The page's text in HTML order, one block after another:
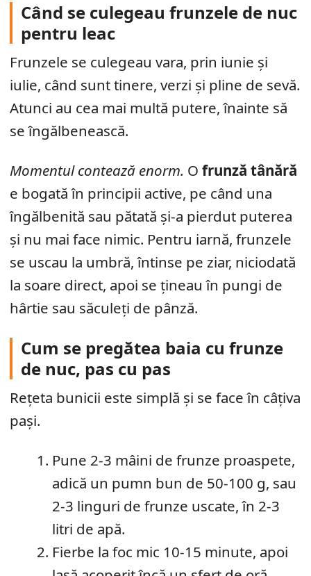
Când se culegeau frunzele de nuc
pentru leac
Frunzele se culegeau vara, prin iunie și
iulie, când sunt tinere, verzi și pline de sevă.
Atunci au cea mai multă putere, înainte să
se îngălbenească.
Momentul contează enorm. O frunză tânără
e bogată în principii active, pe când una
îngălbenită sau pătată și-a pierdut puterea
și nu mai face nimic. Pentru iarnă, frunzele
se uscau la umbră, întinse pe ziar, niciodată
la soare direct, apoi se țineau în pungi de
hârtie sau săculeți de pânză.
Cum se pregătea baia cu frunze
de nuc, pas cu pas
Rețeta bunicii este simplă și se face în câțiva
pași.
Pune 2-3 mâini de frunze proaspete,
adică un pumn bun de 50-100 g, sau
2-3 linguri de frunze uscate, în 2-3
litri de apă.
Fierbe la foc mic 10-15 minute, apoi